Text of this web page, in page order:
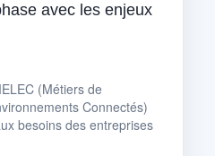
avec les enjeux
(Métiers de
Connectés)
besoins des entreprises